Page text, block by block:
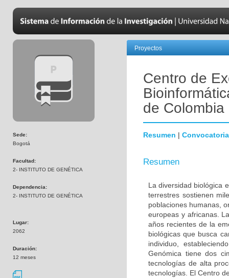
Sede:
Bogotá
Facultad:
2- INSTITUTO DE GENÉTICA
Dependencia:
2- INSTITUTO DE GENÉTICA
Lugar:
2062
Duración:
12 meses
Proyectos
Centro de
de Colombia
Resumen | Convocatoria
Resumen
La diversidad biológica
terrestres sostienen
poblaciones humanas,
europeas y africanas.
años recientes de la
biológicas que busca
individuo,
Genómica tiene dos
tecnologías de alta
tecnologías. El Centro